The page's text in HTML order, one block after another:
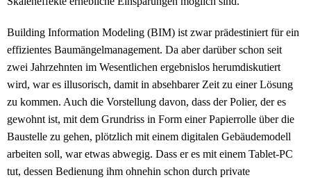
Building Information Modeling (BIM) ist zwar prädestiniert für ein
effizientes Baumängelmanagement. Da aber darüber schon seit
zwei Jahrzehnten im Wesentlichen ergebnislos herumdiskutiert
wird, war es illusorisch, damit in absehbarer Zeit zu einer Lösung
zu kommen. Auch die Vorstellung davon, dass der Polier, der es
gewohnt ist, mit dem Grundriss in Form einer Papierrolle über die
Baustelle zu gehen, plötzlich mit einem digitalen Gebäudemodell
arbeiten soll, war etwas abwegig. Dass er es mit einem Tablet-PC
tut, dessen Bedienung ihm ohnehin schon durch private